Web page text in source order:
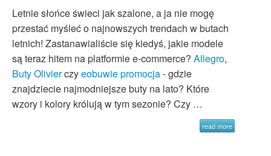
Letnie słońce świeci jak szalone, a ja nie mogę
przestać myśleć o najnowszych trendach w butach
letnich! Zastanawialiście się kiedyś, jakie modele
są teraz hitem na platformie e-commerce? Allegro,
Buty Olivierczyeobuwie promocja- gdzie
znajdziecie najmodniejsze buty na lato? Które
wzory i kolory królują w tym sezonie? Czy …
read more